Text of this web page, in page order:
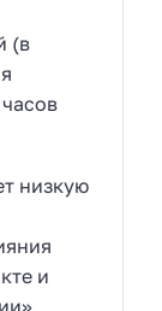
(в
низкую
и